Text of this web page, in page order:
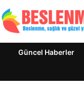
Güncel Haberler